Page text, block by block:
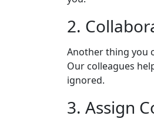
2.
Another thing you
Our colleagues
ignored.
3. Assign